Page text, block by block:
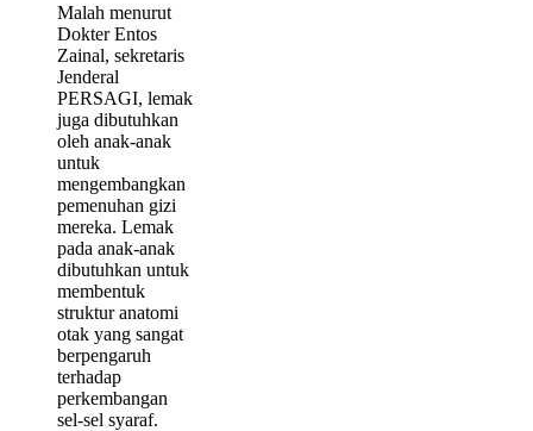
Malah menurut
Dokter Entos
Zainal, sekretaris
Jenderal
PERSAGI, lemak
juga dibutuhkan
oleh anak-anak
untuk
mengembangkan
pemenuhan gizi
mereka. Lemak
pada anak-anak
dibutuhkan untuk
membentuk
struktur anatomi
otak yang sangat
berpengaruh
terhadap
perkembangan
sel-sel syaraf.